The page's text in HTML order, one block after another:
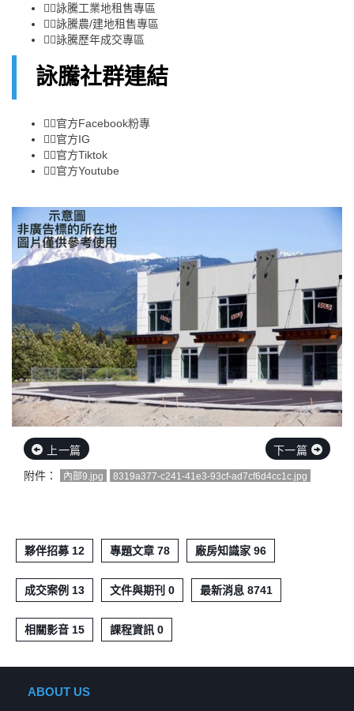
👉🏻詠騰工業地租售專區
👉🏻詠騰農/建地租售專區
👉🏻詠騰歷年成交專區
詠騰社群連結
👉🏻官方Facebook粉專
👉🏻官方IG
👉🏻官方Tiktok
👉🏻官方Youtube
上一篇
下一篇
附件：
內部9.jpg 8319a377-c241-41e3-93cf-ad7cf6d4cc1c.jpg
夥伴招募 12 專題文章 78 廠房知識家 96
成交案例 13 文件與期刊 0 最新消息 8741
相關影音 15 課程資訊 0
ABOUT US